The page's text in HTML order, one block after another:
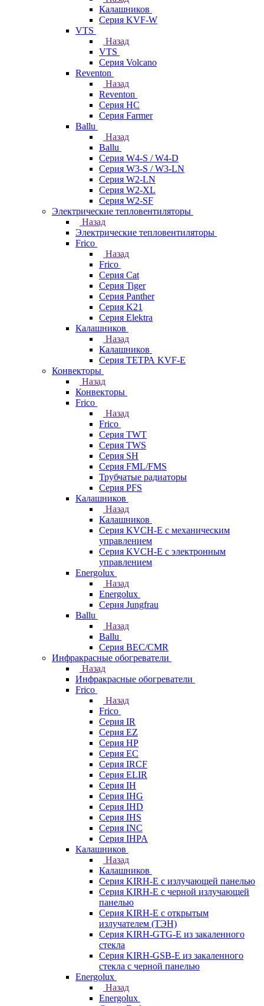
Калашников
Серия KVF-W
VTS
Назад
VTS
Серия Volcano
Reventon
Назад
Reventon
Серия HC
Серия Farmer
Ballu
Назад
Ballu
Серия W4-S / W4-D
Серия W3-S / W3-LN
Серия W2-LN
Серия W2-XL
Серия W2-SF
Электрические тепловентиляторы
Назад
Электрические тепловентиляторы
Frico
Назад
Frico
Серия Cat
Серия Tiger
Серия Panther
Серия K21
Серия Elektra
Калашников
Назад
Калашников
Серия ТЕТРА KVF-E
Конвекторы
Назад
Конвекторы
Frico
Назад
Frico
Серия TWT
Серия TWS
Серия SH
Серия FML/FMS
Трубчатые радиаторы
Серия PFS
Калашников
Назад
Калашников
Серия KVCH-E с механическим
управлением
Серия KVCH-E с электронным
управлением
Energolux
Назад
Energolux
Серия Jungfrau
Ballu
Назад
Ballu
Серия BEC/CMR
Инфракрасные обогреватели
Назад
Инфракрасные обогреватели
Frico
Назад
Frico
Серия IR
Серия EZ
Серия HP
Серия EC
Серия IRCF
Серия ELIR
Серия IH
Серия IHG
Серия IHD
Серия IHS
Серия INC
Серия IHPA
Калашников
Назад
Калашников
Серия KIRH-E с излучающей панелью
Серия KIRH-E с черной излучающей
панелью
Серия KIRH-E с открытым
излучателем (ТЭН)
Серия KIRH-GTG-E из закаленного
стекла
Серия KIRH-GSB-E из закаленного
стекла с черной панелью
Energolux
Назад
Energolux